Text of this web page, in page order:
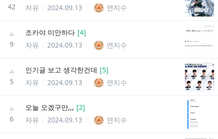
42
자유
2024.09.13 연지수
9
조카야 미안하다 [4]
자유
2024.09.13 연지수
5
인기글 보고 생각한건데 [5]
자유
2024.09.13 연지수
6
오늘 오겠구만,,, [2]
자유
2024.09.13 연지수